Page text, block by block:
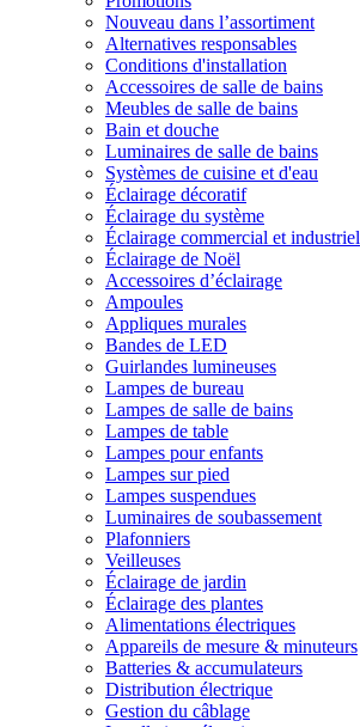
Nouveau dans l’assortiment
Alternatives responsables
Conditions d'installation
Accessoires de salle de bains
Meubles de salle de bains
Bain et douche
Luminaires de salle de bains
Systèmes de cuisine et d'eau
Éclairage décoratif
Éclairage du système
Éclairage commercial et industriel
Éclairage de Noël
Accessoires d’éclairage
Ampoules
Appliques murales
Bandes de LED
Guirlandes lumineuses
Lampes de bureau
Lampes de salle de bains
Lampes de table
Lampes pour enfants
Lampes sur pied
Lampes suspendues
Luminaires de soubassement
Plafonniers
Veilleuses
Éclairage de jardin
Éclairage des plantes
Alimentations électriques
Appareils de mesure & minuteurs
Batteries & accumulateurs
Distribution électrique
Gestion du câblage